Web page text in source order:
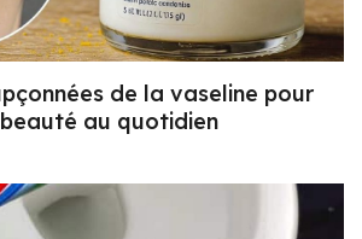
de la vaseline pour
au quotidien